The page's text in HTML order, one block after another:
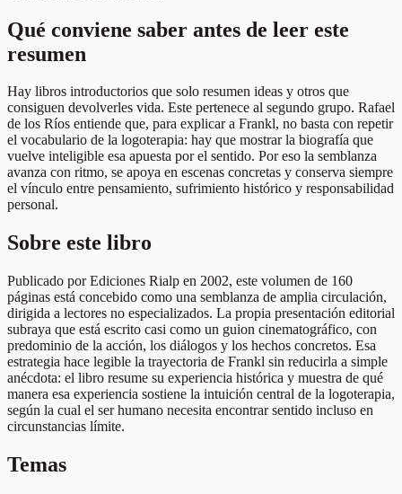
Qué conviene saber antes de leer este
resumen
Hay libros introductorios que solo resumen ideas y otros que
consiguen devolverles vida. Este pertenece al segundo grupo. Rafael
de los Ríos entiende que, para explicar a Frankl, no basta con repetir
el vocabulario de la logoterapia: hay que mostrar la biografía que
vuelve inteligible esa apuesta por el sentido. Por eso la semblanza
avanza con ritmo, se apoya en escenas concretas y conserva siempre
el vínculo entre pensamiento, sufrimiento histórico y responsabilidad
personal.
Sobre este libro
Publicado por Ediciones Rialp en 2002, este volumen de 160
páginas está concebido como una semblanza de amplia circulación,
dirigida a lectores no especializados. La propia presentación editorial
subraya que está escrito casi como un guion cinematográfico, con
predominio de la acción, los diálogos y los hechos concretos. Esa
estrategia hace legible la trayectoria de Frankl sin reducirla a simple
anécdota: el libro resume su experiencia histórica y muestra de qué
manera esa experiencia sostiene la intuición central de la logoterapia,
según la cual el ser humano necesita encontrar sentido incluso en
circunstancias límite.
Temas